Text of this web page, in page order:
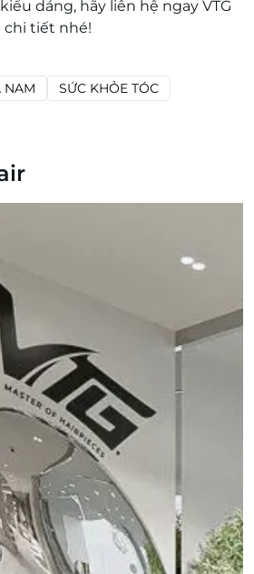
dáng, hãy liên hệ ngay VTG
chi tiết nhé!
NAM SỨC KHỎE TÓC